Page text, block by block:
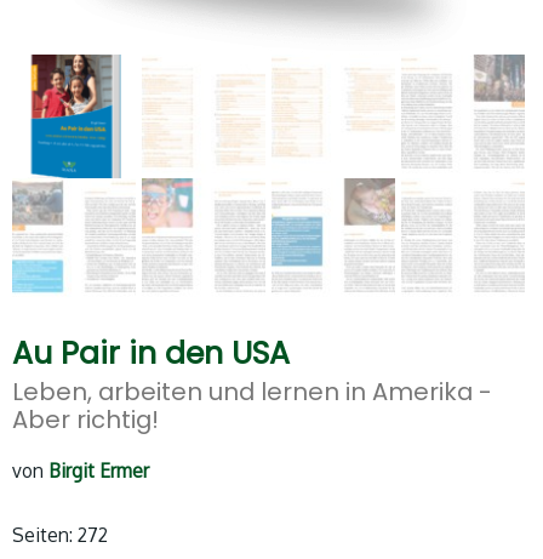
Au Pair in den USA
Leben, arbeiten und lernen in Amerika -
Aber richtig!
von Birgit Ermer
Seiten: 272